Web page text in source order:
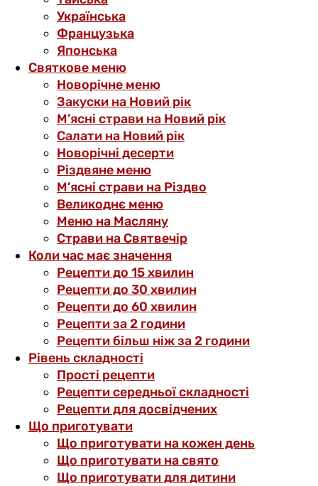
Українська
Французька
Японська
Святкове меню
Новорічне меню
Закуски на Новий рік
М’ясні страви на Новий рік
Салати на Новий рік
Новорічні десерти
Різдвяне меню
М’ясні страви на Різдво
Великоднє меню
Меню на Масляну
Страви на Святвечір
Коли час має значення
Рецепти до 15 хвилин
Рецепти до 30 хвилин
Рецепти до 60 хвилин
Рецепти за 2 години
Рецепти більш ніж за 2 години
Рівень складності
Прості рецепти
Рецепти середньої складності
Рецепти для досвідчених
Що приготувати
Що приготувати на кожен день
Що приготувати на свято
Що приготувати для дитини